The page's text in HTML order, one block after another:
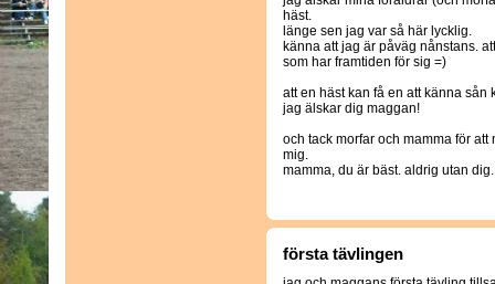
häst.
länge sen jag var så här lycklig.
känna att jag är påväg nånstans.
som har framtiden för sig =)
att en häst kan få en att känna sån
jag älskar dig maggan!
och tack morfar och mamma för
mig.
mamma, du är bäst. aldrig utan dig.
första tävlingen